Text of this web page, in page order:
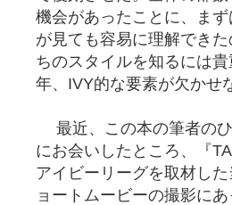
機会があったことに、ま
が見ても容易に理解でき
ちのスタイルを知るには
年、IVY的な要素が欠かせ
最近、この本の筆者の
にお会いしたところ、『
アイビーリーグを取材し
ョートムービーの撮影に